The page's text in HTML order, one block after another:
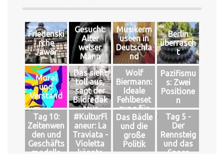
Friedenski
rche
Jawor
Gesucht:
Alter
weiser
Mann
Musikerm
useen in
Deutschla
nd
Berlin
überrasch
t
Moral
und
Verstand
Das sieht
toll aus,
sagt der
Bildredak
teur
Wolf
Biermann:
Ideale
Fehlbeset
zung für
das große
Glück
Pazifismu
s: Zwei
Positione
n
Tag 10:
Zeitenwen
den und
Geschäfts
#KulturFl
aneur: La
Traviata -
Violetta
Das Bädle
und die
große
Politik
Tag 5 -
Der
Rennsteig
und das